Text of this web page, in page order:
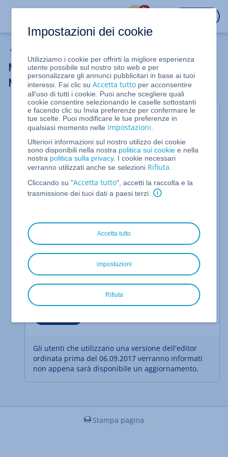
%
MYW_VS for Kommentarbereich in der
MyWebsite
Chiudi
Puoi visualizzare quale versione dell'editor
stai utilizzando dalla barra di menu nella
parte superiore dello schermo (chiara o
scura)
Seleziona
Barra di menu della versione dell'editor
ordinataa partire dal06.09.2017:
Gli utenti che utilizzano una versione dell'editor
ordinata prima del 06.09.2017 verranno informati
non appena sarà disponibile un aggiornamento.
Stampa pagina
Impostazioni dei cookie
Utilizziamo i cookie per offrirti la migliore esperienza
utente possibile sul nostro sito web e per
personalizzare gli annunci pubblicitari in base ai tuoi
interessi. Fai clic suAccetta tutto per acconsentire
all'uso di tutti i cookie. Puoi anche scegliere quali
cookie consentire selezionando le caselle sottostanti
e facendo clic su Invia preferenze per confermare le
tue scelte. Puoi modificare le tue preferenze in
qualsiasi momento nelle impostazioni
Ulteriori informazioni sul nostro utilizzo dei cookie
sono disponibili nella nostra politica sui cookie e nella
nostra politica sulla privacy. I cookie necessari
verranno utilizzati anche se selezioni Rifiuta
Cliccando su "Accetta tutto", accetti la raccolta e la
trasmissione dei tuoi dati a paesi terzi.
Accetta tutto
Rifiuta
impostazioni